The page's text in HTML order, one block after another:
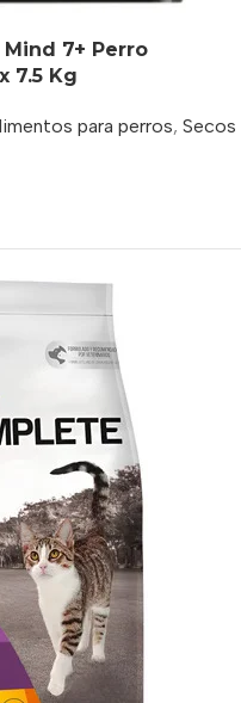
7+ Perro
7.5 Kg
para perros, Secos